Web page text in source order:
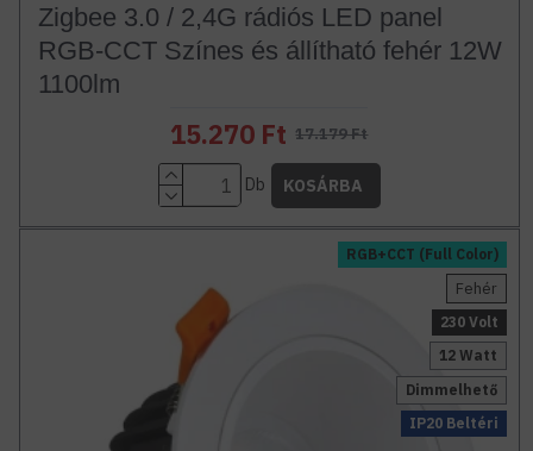
Zigbee 3.0 / 2,4G rádiós LED panel
RGB-CCT Színes és állítható fehér 12W
1100lm
15.270 Ft 17.179 Ft
Db KOSÁRBA
RGB+CCT (Full Color)
IP20 Beltéri
12 Watt
Fehér
Dimmelhető
230 Volt